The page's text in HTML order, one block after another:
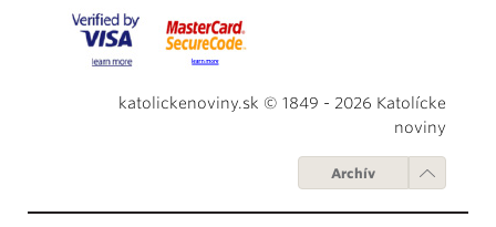
katolickenoviny.sk © 1849 - 2026 Katolícke
noviny
Archív